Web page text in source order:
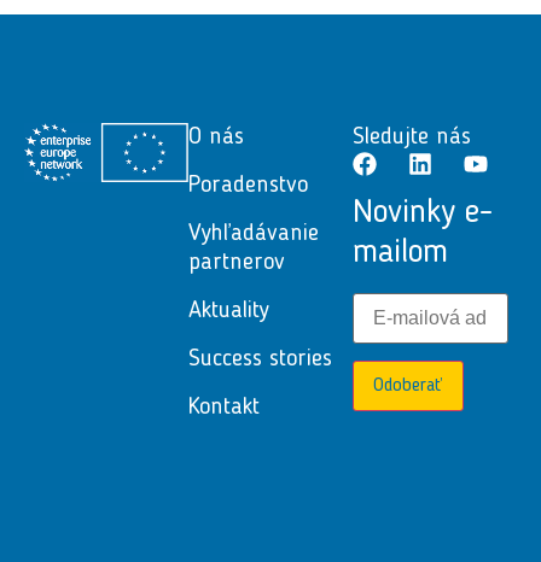
O nás
Poradenstvo
Vyhľadávanie
partnerov
Aktuality
Success stories
Kontakt
Sledujte nás
Novinky e-
mailom
Odoberať